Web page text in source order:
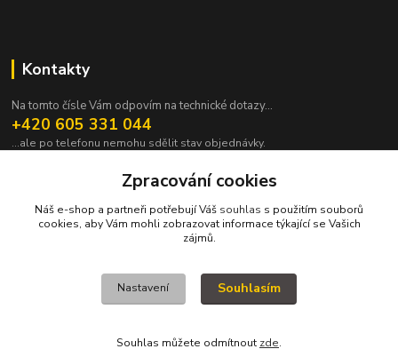
Kontakty
Na tomto čísle Vám odpovím na technické dotazy...
+420 605 331 044
...ale po telefonu nemohu sdělit stav objednávky.
pavek@janpavek.com
VŠECHNY VÝROBKY V TOMTO ESHOPU JSOU VYRÁBĚNY NA ZAKÁZKU a
KOPYRAJT ORAJT! (c)2015-2022
Zpracování cookies
Náš e-shop a partneři potřebují Váš souhlas s použitím souborů
cookies, aby Vám mohli zobrazovat informace týkající se Vašich
zájmů.
Nastavení Souhlasím
Souhlas můžete odmítnout zde.